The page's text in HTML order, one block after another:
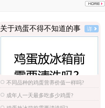
关于鸡蛋不得不知道的事 详
不同品种的鸡蛋营养价值一样吗?
成年人一天最多吃多少鸡蛋?